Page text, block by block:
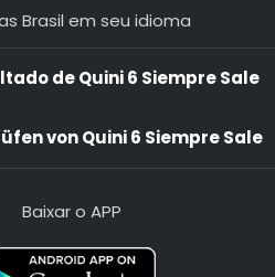
Brasil em seu idioma
de Quini 6 Siempre Sale
von Quini 6 Siempre Sale
Baixar o APP